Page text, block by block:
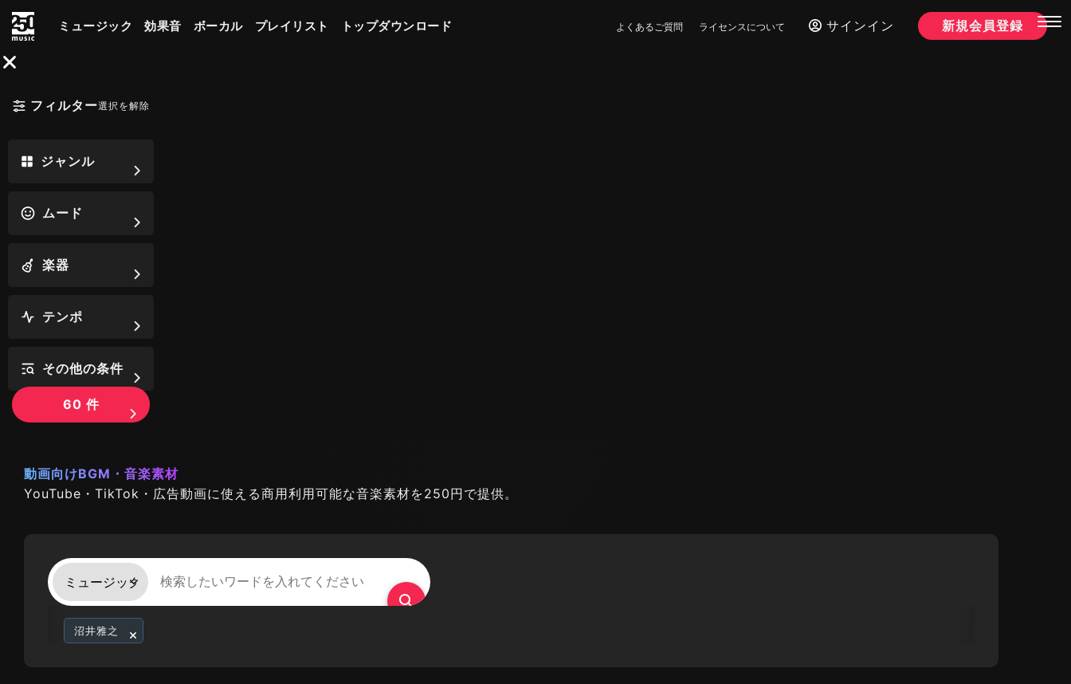
ミュージック 効果音 ボーカル プレイリスト トップダウンロード よくあるご質問 ライセンスについて サインイン 新規会員登録
フィルター選択を解除
ジャンル
ムード
楽器
テンポ
その他の条件
60 件
動画向けBGM・音楽素材
YouTube・TikTok・広告動画に使える商用利用可能な音楽素材を250円で提供。
沼井雅之